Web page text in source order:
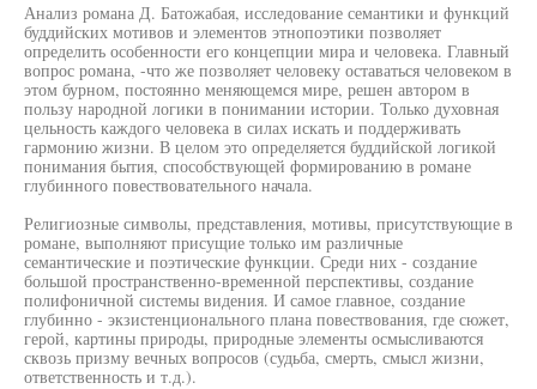
Анализ романа Д. Батожабая, исследование семантики и функций
буддийских мотивов и элементов этнопоэтики позволяет
определить особенности его концепции мира и человека. Главный
вопрос романа, -что же позволяет человеку оставаться человеком в
этом бурном, постоянно меняющемся мире, решен автором в
пользу народной логики в понимании истории. Только духовная
цельность каждого человека в силах искать и поддерживать
гармонию жизни. В целом это определяется буддийской логикой
понимания бытия, способствующей формированию в романе
глубинного повествовательного начала.
Религиозные символы, представления, мотивы, присутствующие в
романе, выполняют присущие только им различные
семантические и поэтические функции. Среди них - создание
большой пространственно-временной перспективы, создание
полифоничной системы видения. И самое главное, создание
глубинно - экзистенционального плана повествования, где сюжет,
герой, картины природы, природные элементы осмысливаются
сквозь призму вечных вопросов (судьба, смерть, смысл жизни,
ответственность и т.д.).